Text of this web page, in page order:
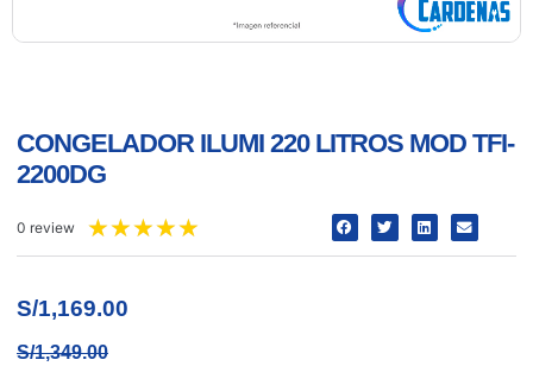
CONGELADOR ILUMI 220 LITROS MOD TFI-
2200DG
0 review ★★★★★
S/1,169.00
S/1,349.00